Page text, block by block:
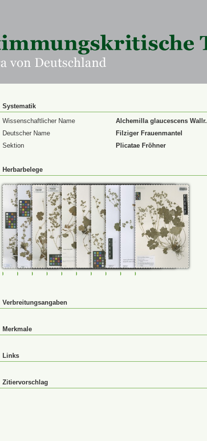
Systematik
Wissenschaftlicher Name
Alchemilla glaucescens Wallr.
Deutscher Name
Filziger Frauenmantel
Sektion
Plicatae Fröhner
Herbarbelege
FR-0107398FR-0107399FR-0107400FR-0107401FR-0107403FR-0107404FR-0107405FR-0114720FR-0114864
Verbreitungsangaben
Merkmale
Links
Zitiervorschlag